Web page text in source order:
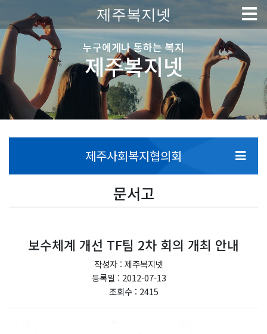
제주복지넷
누구에게나 통하는 복지
제주복지넷
제주사회복지협의회
문서고
보수체계 개선 TF팀 2차 회의 개최 안내
작성자 : 제주복지넷
등록일 : 2012-07-13
조회수 : 2415